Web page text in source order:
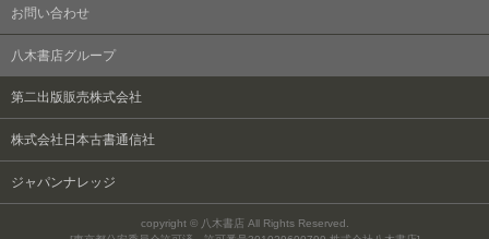
お問い合わせ
八木書店グループ
copyright © 八木書店 All Rights Reserved.
第二出版販売株式会社
株式会社日本古書通信社
ジャパンナレッジ